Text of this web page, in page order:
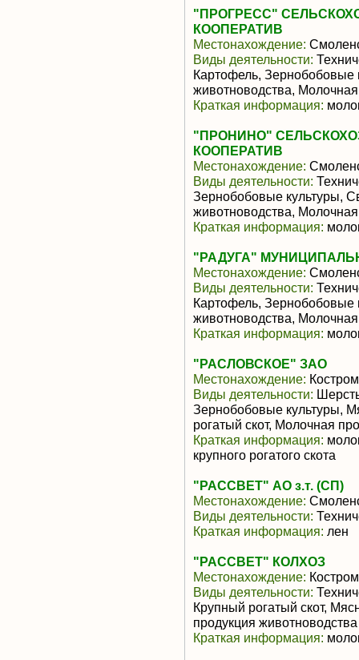
"ПРОГРЕСС"
КООПЕРАТИВ
Местонахождение:
Виды деятельности:
Картофель, Зернобобовые
животноводства,
Краткая информация:
"ПРОНИНО"
КООПЕРАТИВ
Местонахождение:
Виды деятельности:
Зернобобовые культуры,
животноводства,
Краткая информация:
"РАДУГА"
Местонахождение:
Виды деятельности:
Картофель, Зернобобовые
животноводства,
Краткая информация:
"РАСЛОВСКОЕ" ЗАО
Местонахождение:
Виды деятельности:
Зернобобовые культуры,
рогатый скот, Молочная
Краткая информация:
крупного рогатого скота
"РАССВЕТ" АО з.т. (СП)
Местонахождение:
Виды деятельности:
Краткая информация: лен
"РАССВЕТ" КОЛХОЗ
Местонахождение:
Виды деятельности:
Крупный рогатый скот,
продукция животноводства
Краткая информация: